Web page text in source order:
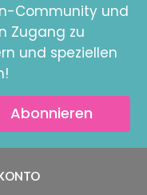
Community und
Zugang zu
und speziellen
Abonnieren